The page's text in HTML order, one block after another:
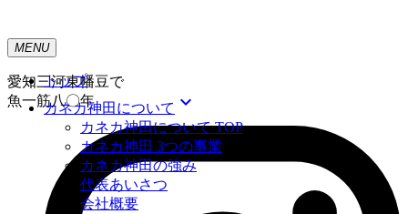
愛知三河東幡豆で
魚一筋八〇年
MENU
トップ
カネカ神田について expand_more
カネカ神田について TOP
カネカ神田 3つの事業
カネカ神田の強み
代表あいさつ
会社概要